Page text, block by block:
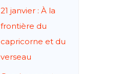
21 janvier : À la
frontière du
capricorne et du
verseau